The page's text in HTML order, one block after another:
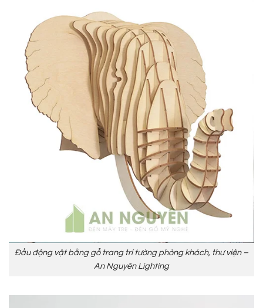
Đầu động vật bằng gỗ trang trí tường phòng khách, thư viện –
An Nguyên Lighting